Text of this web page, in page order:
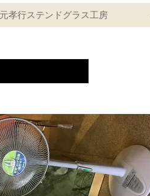
孝行ステンドグラス工房